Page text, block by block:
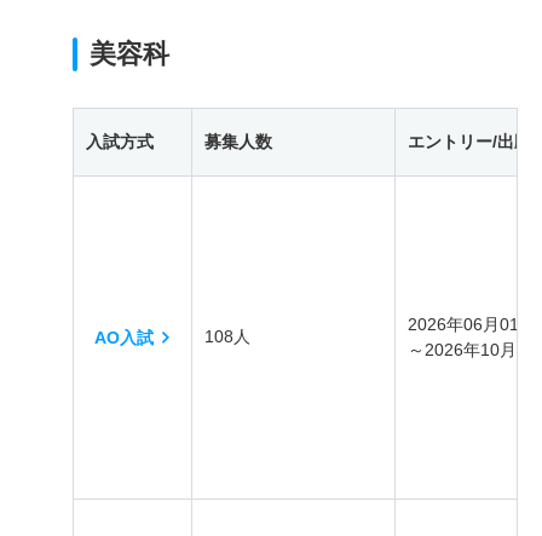
美容科
入試方式 募集人数 エントリー/出願
AO入試 108人
2026年06月01日
～2026年10月31